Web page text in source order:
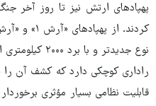
پهپادهای ارتش نیز تا روز آخر
نوع جدیدتر و
راداری کوچکی دارد که کشف آن را